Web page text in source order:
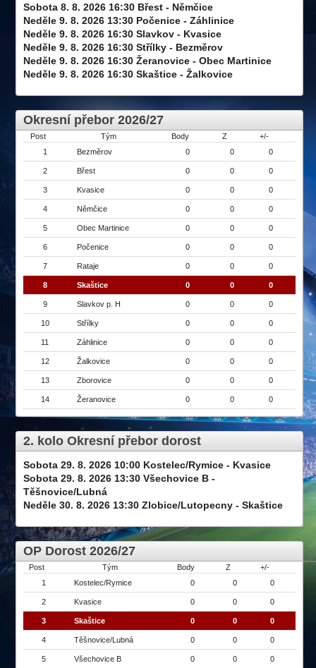
Sobota 8. 8. 2026 16:30 Břest - Němčice
Neděle 9. 8. 2026 13:30 Počenice - Záhlinice
Neděle 9. 8. 2026 16:30 Slavkov - Kvasice
Neděle 9. 8. 2026 16:30 Střílky - Bezměrov
Neděle 9. 8. 2026 16:30 Žeranovice - Obec Martinice
Neděle 9. 8. 2026 16:30 Skaštice - Žalkovice
Okresní přebor 2026/27
Post Tým Body Z
+/-
1
Bezměrov 0 0 0
2 Břest 0 0 0
3 Kvasice 0 0 0
4 Němčice 0 0 0
5 Obec Martinice 0 0 0
6 Počenice 0 0 0
7 Rataje 0 0 0
8 Skaštice 0 0 0
9 Slavkov p. H 0 0 0
10 Střílky 0 0 0
11 Záhlinice 0 0 0
12 Žalkovice 0 0 0
13 Zborovice 0 0 0
14 Žeranovice 0 0 0
2. kolo Okresní přebor dorost
Sobota 29. 8. 2026 10:00 Kostelec/Rymice - Kvasice
Sobota 29. 8. 2026 13:30 Všechovice B -
Těšnovice/Lubná
Neděle 30. 8. 2026 13:30 Zlobice/Lutopecny - Skaštice
OP Dorost 2026/27
Post Tým Body Z
+/-
1
Kostelec/Rymice 0 0 0
2 Kvasice 0 0 0
3 Skaštice 0 0 0
4 Těšnovice/Lubná 0 0 0
5 Všechovice B 0 0 0